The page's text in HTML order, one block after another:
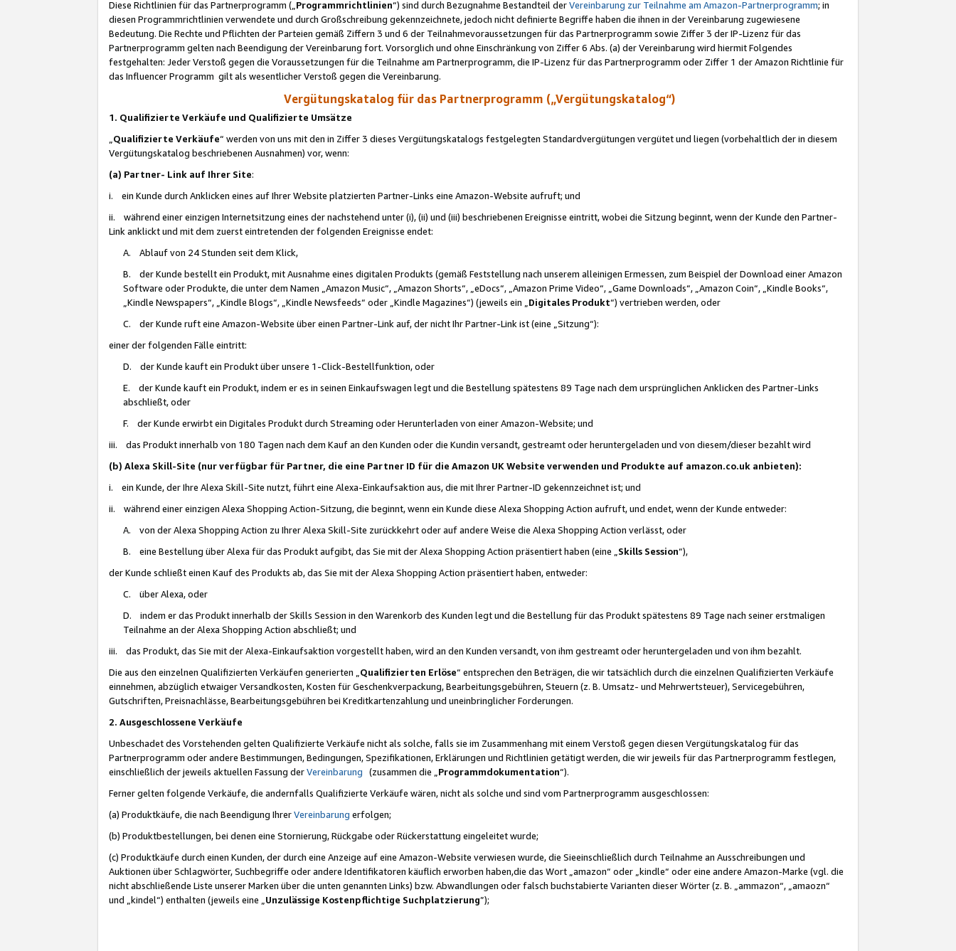
Diese Richtlinien für das Partnerprogramm („Programmrichtlinien“) sind durch Bezugnahme Bestandteil derVereinbarung zur Teilnahme am Amazon-Partnerprogramm; in
diesen Programmrichtlinien verwendete und durch Großschreibung gekennzeichnete, jedoch nicht definierte Begriffe haben die ihnen in der Vereinbarung zugewiesene
Bedeutung. Die Rechte und Pflichten der Parteien gemäß Ziffern 3 und 6 der Teilnahmevoraussetzungen für das Partnerprogramm sowie Ziffer 3 der IP-Lizenz für das
Partnerprogramm gelten nach Beendigung der Vereinbarung fort. Vorsorglich und ohne Einschränkung von Ziffer 6 Abs. (a) der Vereinbarung wird hiermit Folgendes
festgehalten: Jeder Verstoß gegen die Voraussetzungen für die Teilnahme am Partnerprogramm, die IP-Lizenz für das Partnerprogramm oder Ziffer 1 der Amazon Richtlinie für
das Influencer Programm gilt als wesentlicher Verstoß gegen die Vereinbarung.
Vergütungskatalog für das Partnerprogramm („Vergütungskatalog“)
1. Qualifizierte Verkäufe und Qualifizierte Umsätze
Qualifizierte Verkäufe“ werden von uns mit den in Ziffer 3 dieses Vergütungskatalogs festgelegten Standardvergütungen vergütet und liegen (vorbehaltlich der in diesem
Vergütungskatalog beschriebenen Ausnahmen) vor, wenn:
(a) Partner- Link auf Ihrer Site:
i. ein Kunde durch Anklicken eines auf Ihrer Website platzierten Partner-Links eine Amazon-Website aufruft; und
ii. während einer einzigen Internetsitzung eines der nachstehend unter (i), (ii) und (iii) beschriebenen Ereignisse eintritt, wobei die Sitzung beginnt, wenn der Kunde den Partner-
Link anklickt und mit dem zuerst eintretenden der folgenden Ereignisse endet:
A. Ablauf von 24 Stunden seit dem Klick,
B. der Kunde bestellt ein Produkt, mit Ausnahme eines digitalen Produkts (gemäß Feststellung nach unserem alleinigen Ermessen, zum Beispiel der Download einer Amazon
Software oder Produkte, die unter dem Namen „Amazon Music“, „Amazon Shorts“, „eDocs“, „Amazon Prime Video“, „Game Downloads“, „Amazon Coin“, „Kindle Books“,
„Kindle Newspapers“, „Kindle Blogs“, „Kindle Newsfeeds“ oder „Kindle Magazines“) (jeweils ein „ Digitales Produkt“) vertrieben werden, oder
C. der Kunde ruft eine Amazon-Website über einen Partner-Link auf, der nicht Ihr Partner-Link ist (eine „Sitzung“):
einer der folgenden Fälle eintritt:
D. der Kunde kauft ein Produkt über unsere 1-Click-Bestellfunktion, oder
E. der Kunde kauft ein Produkt, indem er es in seinen Einkaufswagen legt und die Bestellung spätestens 89 Tage nach dem ursprünglichen Anklicken des Partner-Links
abschließt, oder
F. der Kunde erwirbt ein Digitales Produkt durch Streaming oder Herunterladen von einer Amazon-Website; und
iii. das Produkt innerhalb von 180 Tagen nach dem Kauf an den Kunden oder die Kundin versandt, gestreamt oder heruntergeladen und von diesem/dieser bezahlt wird
(b) Alexa Skill-Site (nur verfügbar für Partner, die eine Partner ID für die Amazon UK Website verwenden und Produkte auf amazon.co.uk anbieten):
i. ein Kunde, der Ihre Alexa Skill-Site nutzt, führt eine Alexa-Einkaufsaktion aus, die mit Ihrer Partner-ID gekennzeichnet ist; und
ii. während einer einzigen Alexa Shopping Action-Sitzung, die beginnt, wenn ein Kunde diese Alexa Shopping Action aufruft, und endet, wenn der Kunde entweder:
A. von der Alexa Shopping Action zu Ihrer Alexa Skill-Site zurückkehrt oder auf andere Weise die Alexa Shopping Action verlässt, oder
B. eine Bestellung über Alexa für das Produkt aufgibt, das Sie mit der Alexa Shopping Action präsentiert haben (eine „ Skills Session“),
der Kunde schließt einen Kauf des Produkts ab, das Sie mit der Alexa Shopping Action präsentiert haben, entweder:
C. über Alexa, oder
D. indem er das Produkt innerhalb der Skills Session in den Warenkorb des Kunden legt und die Bestellung für das Produkt spätestens 89 Tage nach seiner erstmaligen
Teilnahme an der Alexa Shopping Action abschließt; und
iii. das Produkt, das Sie mit der Alexa-Einkaufsaktion vorgestellt haben, wird an den Kunden versandt, von ihm gestreamt oder heruntergeladen und von ihm bezahlt.
Die aus den einzelnen Qualifizierten Verkäufen generierten „ Qualifizierten Erlöse“ entsprechen den Beträgen, die wir tatsächlich durch die einzelnen Qualifizierten Verkäufe
einnehmen, abzüglich etwaiger Versandkosten, Kosten für Geschenkverpackung, Bearbeitungsgebühren, Steuern (z. B. Umsatz- und Mehrwertsteuer), Servicegebühren,
Gutschriften, Preisnachlässe, Bearbeitungsgebühren bei Kreditkartenzahlung und uneinbringlicher Forderungen.
2. Ausgeschlossene Verkäufe
Unbeschadet des Vorstehenden gelten Qualifizierte Verkäufe nicht als solche, falls sie im Zusammenhang mit einem Verstoß gegen diesen Vergütungskatalog für das
Partnerprogramm oder andere Bestimmungen, Bedingungen, Spezifikationen, Erklärungen und Richtlinien getätigt werden, die wir jeweils für das Partnerprogramm festlegen,
einschließlich der jeweils aktuellen Fassung derVereinbarung (zusammen die „ Programmdokumentation“).
Ferner gelten folgende Verkäufe, die andernfalls Qualifizierte Verkäufe wären, nicht als solche und sind vom Partnerprogramm ausgeschlossen:
(a) Produktkäufe, die nach Beendigung IhrerVereinbarung erfolgen;
(b) Produktbestellungen, bei denen eine Stornierung, Rückgabe oder Rückerstattung eingeleitet wurde;
(c) Produktkäufe durch einen Kunden, der durch eine Anzeige auf eine Amazon-Website verwiesen wurde, die Sieeinschließlich durch Teilnahme an Ausschreibungen und
Auktionen über Schlagwörter, Suchbegriffe oder andere Identifikatoren käuflich erworben haben,die das Wort „amazon“ oder „kindle“ oder eine andere Amazon-Marke (vgl. die
nicht abschließende Liste unserer Marken über die unten genannten Links) bzw. Abwandlungen oder falsch buchstabierte Varianten dieser Wörter (z. B. „ammazon“, „amaozn“
und „kindel“) enthalten (jeweils eine „ Unzulässige Kostenpflichtige Suchplatzierung”);